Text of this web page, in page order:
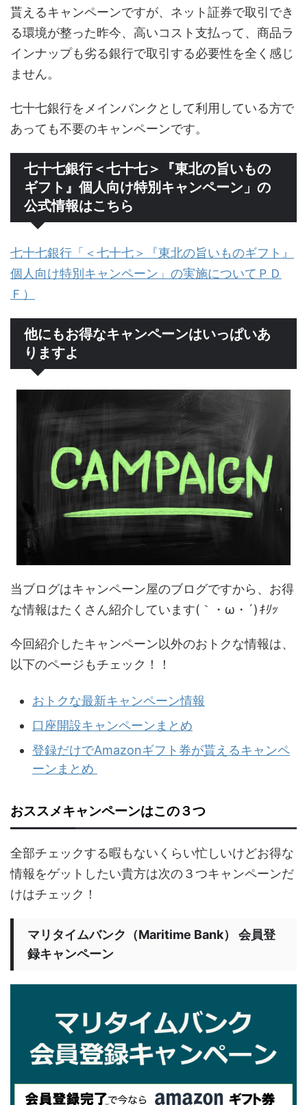
貰えるキャンペーンですが、ネット証券で取引でき
る環境が整った昨今、高いコスト支払って、商品ラ
インナップも劣る銀行で取引する必要性を全く感じ
ません。
七十七銀行をメインバンクとして利用している方で
あっても不要のキャンペーンです。
七十七銀行＜七十七＞『東北の旨いもの
ギフト』個人向け特別キャンペーン」の
公式情報はこちら
七十七銀行「＜七十七＞『東北の旨いものギフト』
個人向け特別キャンペーン」の実施についてＰＤ
Ｆ）
他にもお得なキャンペーンはいっぱいあ
りますよ
当ブログはキャンペーン屋のブログですから、お得
な情報はたくさん紹介しています(｀・ω・´)ｷﾘｯ
今回紹介したキャンペーン以外のおトクな情報は、
以下のページもチェック！！
おトクな最新キャンペーン情報
口座開設キャンペーンまとめ
登録だけでAmazonギフト券が貰えるキャンペ
ーンまとめ
おススメキャンペーンはこの３つ
全部チェックする暇もないくらい忙しいけどお得な
情報をゲットしたい貴方は次の３つキャンペーンだ
けはチェック！
マリタイムバンク（Maritime Bank） 会員登
録キャンペーン